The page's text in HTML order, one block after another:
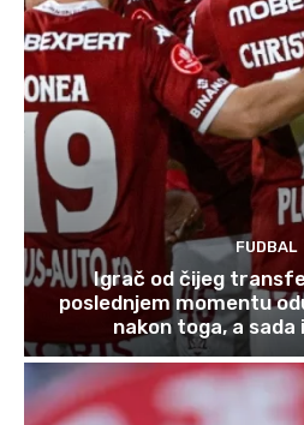
FUDBAL
Igrač od čijeg
poslednjem momentu
nakon toga, a sada